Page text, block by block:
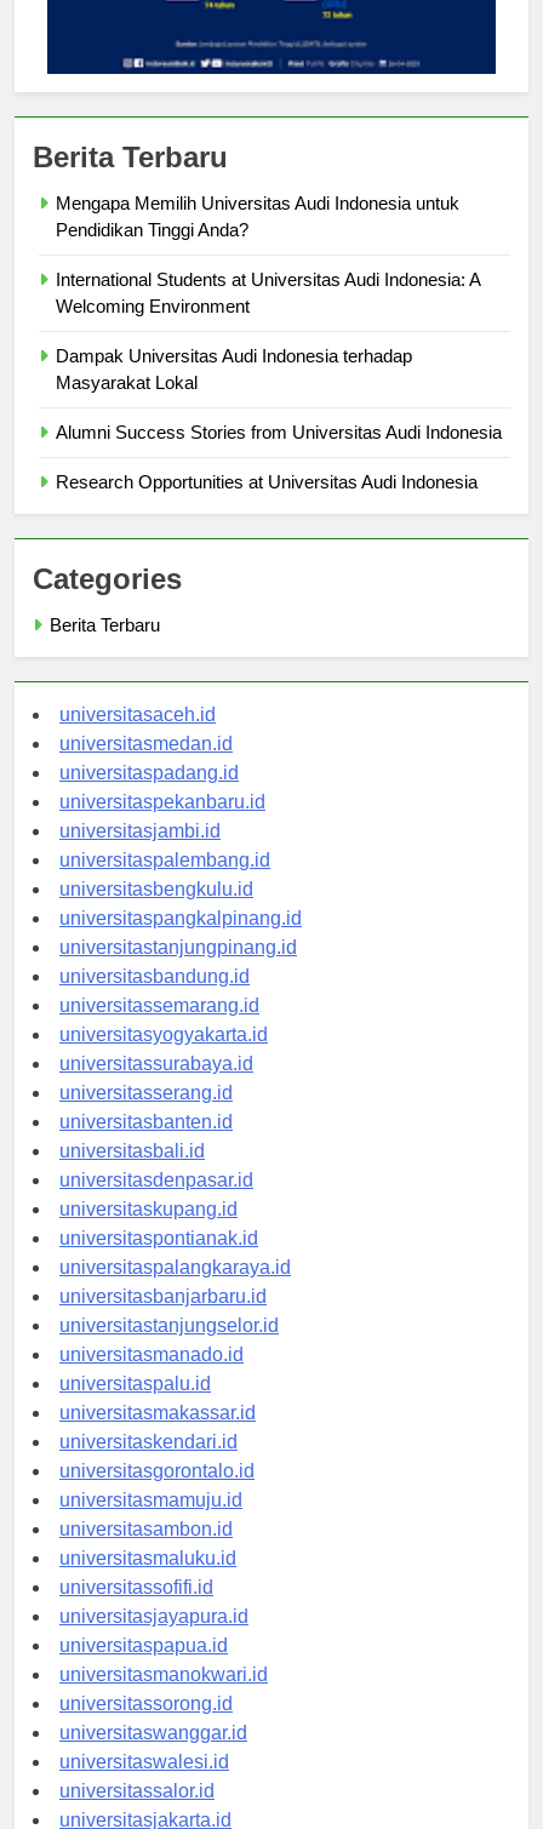
Mengapa Memilih Universitas Audi Indonesia untuk
International Students at Universitas Audi Indonesia: A
Dampak Universitas Audi Indonesia terhadap
Categories
universitasaceh.id
universitasmedan.id
universitaspadang.id
universitaspekanbaru.id
universitasjambi.id
universitaspalembang.id
universitasbengkulu.id
universitaspangkalpinang.id
universitastanjungpinang.id
universitasbandung.id
universitassemarang.id
universitasyogyakarta.id
universitassurabaya.id
universitasserang.id
universitasbanten.id
universitasbali.id
universitasdenpasar.id
universitaskupang.id
universitaspontianak.id
universitaspalangkaraya.id
universitasbanjarbaru.id
universitastanjungselor.id
universitasmanado.id
universitaspalu.id
universitasmakassar.id
universitaskendari.id
universitasgorontalo.id
universitasmamuju.id
universitasambon.id
universitasmaluku.id
universitassofifi.id
universitasjayapura.id
universitaspapua.id
universitasmanokwari.id
universitassorong.id
universitaswanggar.id
universitaswalesi.id
universitassalor.id